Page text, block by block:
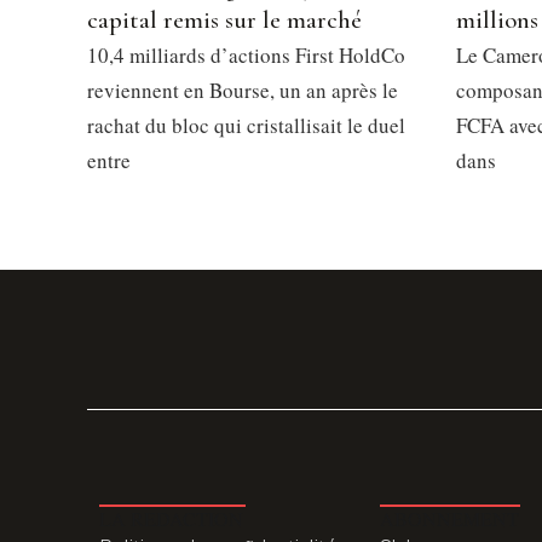
capital remis sur le marché
10,4 milliards d’actions First HoldCo
reviennent en Bourse, un an après le
rachat du bloc qui cristallisait le duel
entre
millions
Le
FCFA
dans